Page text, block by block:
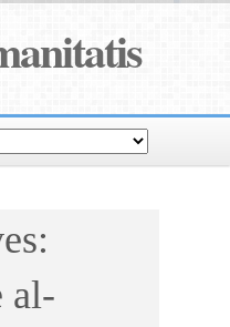
al-